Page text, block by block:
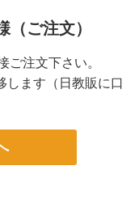
（ご注文）
ご注文下さい。
します（日教販に口